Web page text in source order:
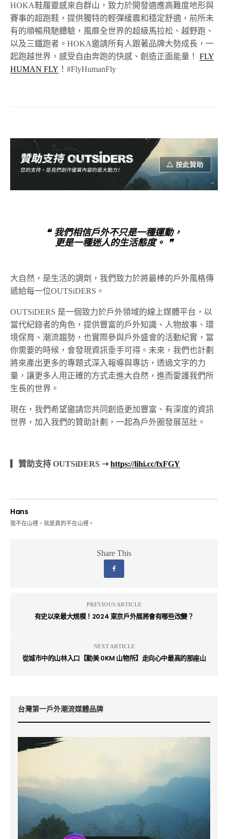
HOKA鞋履靈感來自群山，致力於開發適應高難度地形與
賽事的超跑鞋，提供獨特的輕彈緩震和穩定舒適，前所未
有的順暢飛馳體驗，風靡全世界的超級馬拉松、越野跑、
以及三鐵跑者。 HOKA邀請所有人跟著品牌大勢成長，一
起跑越世界，感受自由奔跑的快感、創造正面能量！
FLY
HUMAN FLY ！#FlyHumanFly
❝ 我們相信戶外不只是一種運動，
更是一種迷人的生活態度。 ❞
大自然，是生活的調劑，我們致力於將最棒的戶外風格傳
遞給每一位OUTSiDERS。
OUTSiDERS 是一個致力於戶外領域的線上媒體平台，以
當代紀錄者的角色，提供豐富的戶外知識、人物故事、環
境保育、潮流趨勢，也實際參與戶外盛會的活動紀實，當
你需要的時候，會發現資訊垂手可得。未來，我們也計劃
將來產出更多的專題式深入報導與專訪，透過文字的力
量，讓更多人用正確的方式走進大自然，進而愛護我們所
生長的世界。
現在，我們希望邀請您共同創造更加豐富、有深度的資訊
世界，加入我們的贊助計劃，一起為戶外圈發展茁壯。
▎贊助支持 OUTSiDERS ⇢https://lihi.cc/fxFGY
Hans
我不在山裡，就是真的不在山裡。
Share This
PREVIOUS ARTICLE
有史以來最大規模！2024 東京戶外展將會有哪些改變？
NEXT ARTICLE
從城市中的山林入口【勤美 0KM 山物所】走向心中最高的那座山
台灣第一戶外潮流媒體品牌